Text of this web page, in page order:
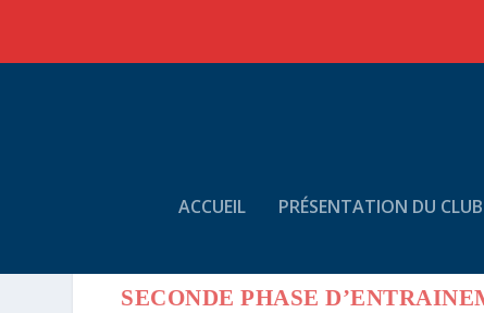
ACCUEIL PRÉSENTATION DU CLUB
SECONDE PHASE